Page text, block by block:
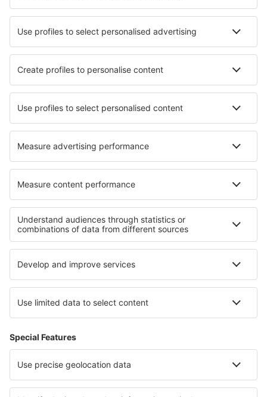
Verblijf in Aviston Verblijf in Proceno Verblijf in Llao Llao
Verblijf in Ludiano Verblijf in Missillac
Verblijf in Langueux
Verblijf op La Palma Verblijf in Pyrenees Mountains
Verblijf op Fuerteventura Verblijf in Oltenië
Verblijf on North Sea Coast
Verblijf in Bryce Canyon National Park
Verblijf in Chiang Rai